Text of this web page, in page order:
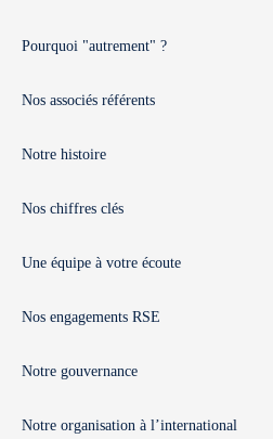
Pourquoi "autrement" ?
Nos associés référents
Notre histoire
Nos chiffres clés
Une équipe à votre écoute
Nos engagements RSE
Notre gouvernance
Notre organisation à l’international